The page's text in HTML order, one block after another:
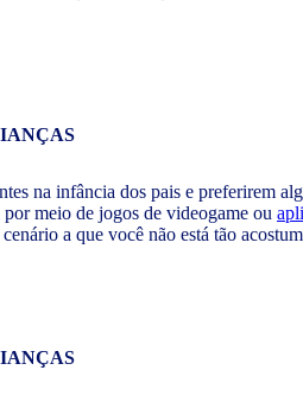
na infância dos pais e preferirem
meio de jogos de videogame ou
a que você não está tão